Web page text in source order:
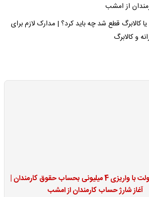
از امشب
یا کالابرگ قطع شد چه باید کرد؟ | مدارک لازم برای
و کالابرگ
غافلگیری دولت با واریزی 4 میلیونی بحساب حقوق کارمندان |
آغاز شارژ حساب کارمندان از امشب